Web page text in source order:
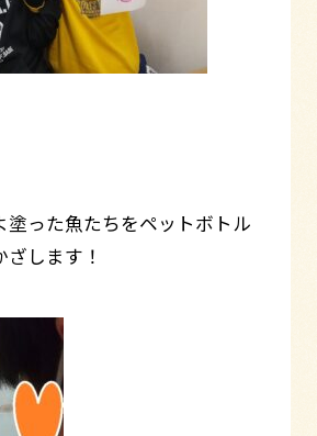
塗った魚たちをペットボトル
します！